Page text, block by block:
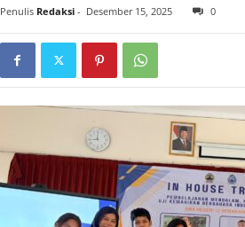
Penulis Redaksi- Desember 15, 2025 0